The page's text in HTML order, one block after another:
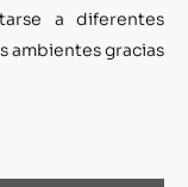
a diferentes
ambientes gracias